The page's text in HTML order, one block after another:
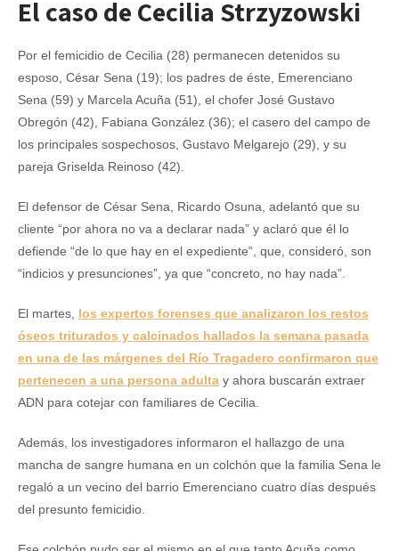
El caso de Cecilia Strzyzowski
Por el femicidio de Cecilia (28) permanecen detenidos su
esposo, César Sena (19); los padres de éste, Emerenciano
Sena (59) y Marcela Acuña (51), el chofer José Gustavo
Obregón (42), Fabiana González (36); el casero del campo de
los principales sospechosos, Gustavo Melgarejo (29), y su
pareja Griselda Reinoso (42).
El defensor de César Sena, Ricardo Osuna, adelantó que su
cliente “por ahora no va a declarar nada” y aclaró que él lo
defiende “de lo que hay en el expediente”, que, consideró, son
“indicios y presunciones”, ya que “concreto, no hay nada”.
El martes, los expertos forenses que analizaron los restos
óseos triturados y calcinados hallados la semana pasada
en una de las márgenes del Río Tragadero confirmaron que
pertenecen a una persona adulta y ahora buscarán extraer
ADN para cotejar con familiares de Cecilia.
Además, los investigadores informaron el hallazgo de una
mancha de sangre humana en un colchón que la familia Sena le
regaló a un vecino del barrio Emerenciano cuatro días después
del presunto femicidio.